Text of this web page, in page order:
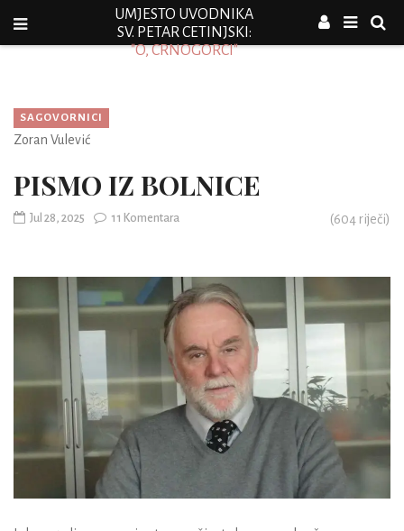
UMJESTO UVODNIKA
SV. PETAR CETINJSKI:
"O, CRNOGORCI"
SAGOVORNICI
Zoran Vulević
PISMO IZ BOLNICE
Jul 28, 2025 11 Komentara (604 riječi)